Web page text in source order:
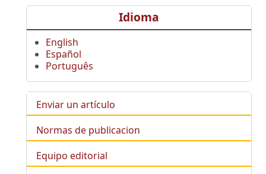
Idioma
English
Español
Português
Enviar un artículo
Normas de publicacion
Equipo editorial